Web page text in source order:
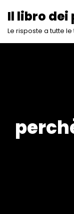
Vai
Il libro dei
Le risposte a tutte